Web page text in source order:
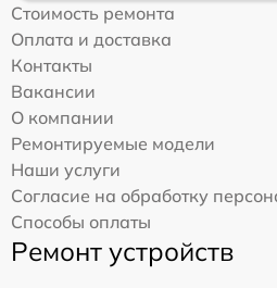
Стоимость ремонта
Оплата и доставка
Контакты
Вакансии
О компании
Ремонтируемые модели
Наши услуги
Согласие на обработку
Способы оплаты
Ремонт устройств